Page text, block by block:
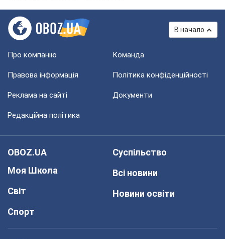
В начало
Про компанію Команда
Правова інформація Політика конфіденційності
Реклама на сайті Документи
Редакційна політика
OBOZ.UA
Моя Школа
Світ
Спорт
Суспільство
Всі новини
Новини освіти